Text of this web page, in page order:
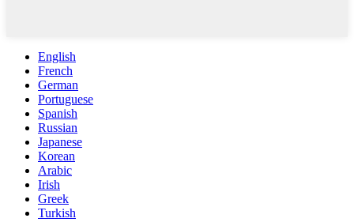
English
French
German
Portuguese
Spanish
Russian
Japanese
Korean
Arabic
Irish
Greek
Turkish